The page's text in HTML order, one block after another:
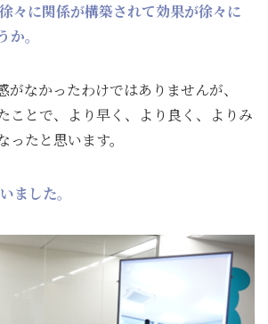
々に関係が構築されて効果が徐々に
。
がなかったわけではありませんが、
ことで、より早く、より良く、よりみ
たと思います。
ました。